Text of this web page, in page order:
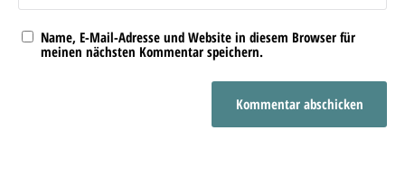
Name, E-Mail-Adresse und Website in diesem Browser für
meinen nächsten Kommentar speichern.